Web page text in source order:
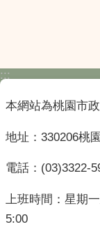
:::
本網站為桃園市
地址：330206桃
電話：(03)3322-
上班時間：星期
5:00